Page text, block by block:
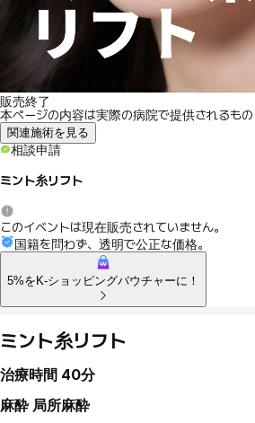
販売終了
本ページの内容は実際の病院で提供されるもの
関連施術を見る
相談申請
ミント糸リフト
このイベントは現在販売されていません。
国籍を問わず、透明で公正な価格。
5%をK-ショッピングバウチャーに！
ミント糸リフト
治療時間 40分
麻酔 局所麻酔